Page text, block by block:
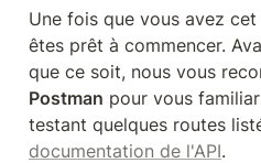
Une fois que vous avez
êtes prêt à commencer.
Postman pour vous
documentation de l'API.